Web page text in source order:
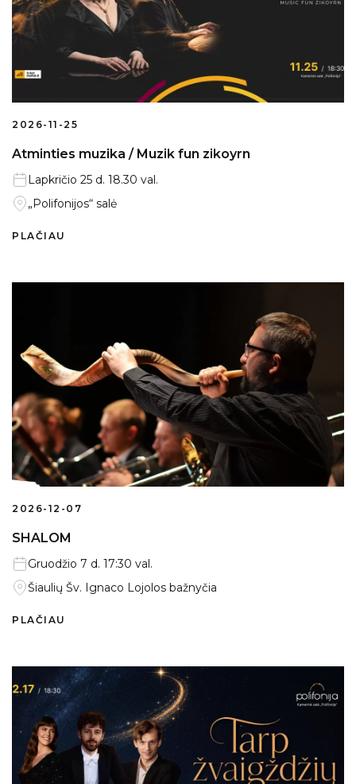
2026-11-25
Atminties muzika / Muzik fun zikoyrn
Lapkričio 25 d. 18.30 val.
„Polifonijos“ salė
PLAČIAU
2026-12-07
SHALOM
Gruodžio 7 d. 17:30 val.
Šiaulių Šv. Ignaco Lojolos bažnyčia
PLAČIAU